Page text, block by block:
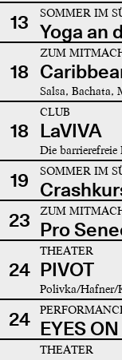
13 SOMMER IM
Yoga an
18
ZUM
Salsa, Bachata,
18
CLUB
LaVIVA
Die barrierefreie
19 SOMMER IM
23
ZUM
Pro
24
THEATER
PIVOT
Polivka/Hafner/
24 EYES
THEATER